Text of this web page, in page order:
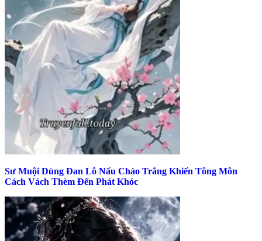
Sư Muội Dùng Đan Lô Nấu Cháo Trắng Khiến Tông Môn
Cách Vách Thèm Đến Phát Khóc